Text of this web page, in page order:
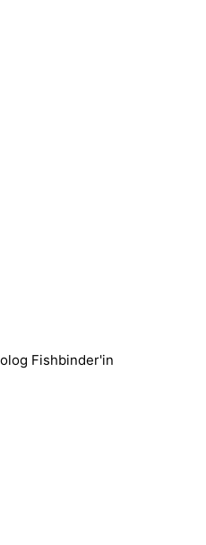
Fishbinder'in